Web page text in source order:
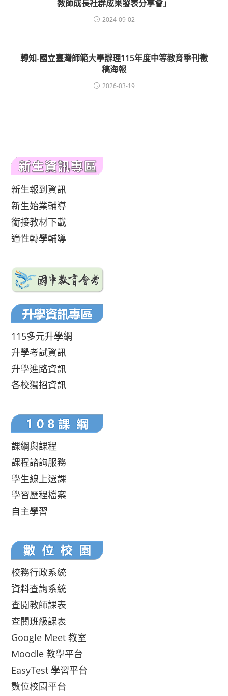
教師成長社群成果發表分享會」
2024-09-02
轉知-國立臺灣師範大學辦理115年度中等教育季刊徵
稿海報
2026-03-19
新生報到資訊
新生始業輔導
銜接教材下載
適性轉學輔導
115多元升學網
升學考試資訊
升學進路資訊
各校獨招資訊
課綱與課程
課程諮詢服務
學生線上選課
學習歷程檔案
自主學習
校務行政系統
資料查詢系統
查閱教師課表
查閱班級課表
Google Meet 教室
Moodle 教學平台
EasyTest 學習平台
數位校園平台